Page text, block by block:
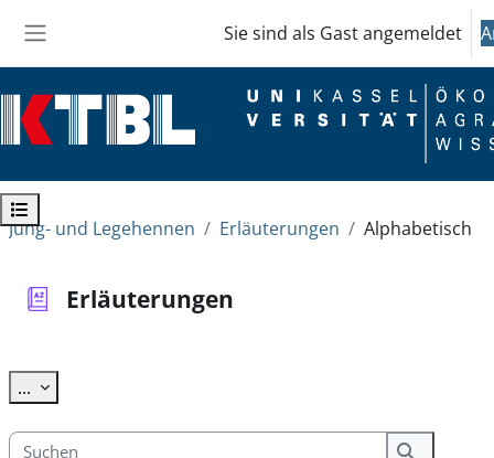
Sie sind als Gast angemeldet
Kursindex öffnen
Jung- und Legehennen
Erläuterungen Alphabetisch
Erläuterungen
... Einträge exportieren
Suchen